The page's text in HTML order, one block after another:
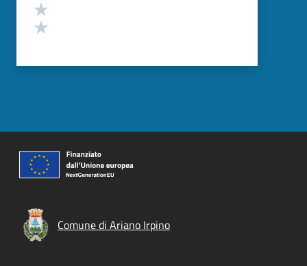
Comune di Ariano Irpino